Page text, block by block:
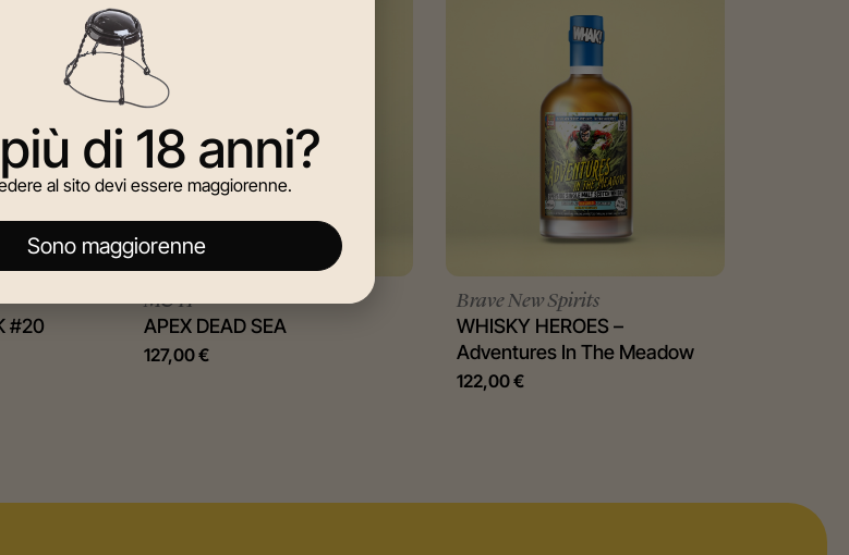
#20
M&H
APEX DEAD SEA
127,00€
Brave New Spirits
WHISKY HEROES –
Adventures In The Meadow
122,00€
di 18 anni?
al sito devi essere maggiorenne.
Sono maggiorenne